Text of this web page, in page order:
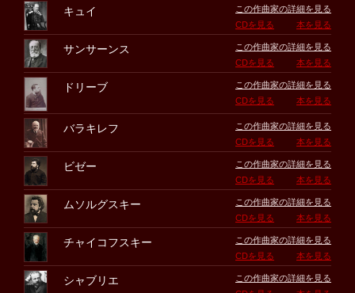
キュイ
この作曲家の詳細を見る
CDを見る
本を見る
サンサーンス
この作曲家の詳細を見る
CDを見る
本を見る
ドリーブ
この作曲家の詳細を見る
CDを見る
本を見る
バラキレフ
この作曲家の詳細を見る
CDを見る
本を見る
ビゼー
この作曲家の詳細を見る
CDを見る
本を見る
ムソルグスキー
この作曲家の詳細を見る
CDを見る
本を見る
チャイコフスキー
この作曲家の詳細を見る
CDを見る
本を見る
シャブリエ
この作曲家の詳細を見る